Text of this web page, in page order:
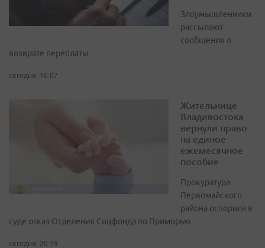
Злоумышленники
рассылают
сообщения о
возврате переплаты
сегодня, 16:07
Жительнице
Владивостока
вернули право
на единое
ежемесячное
пособие
Прокуратура
Первомайского
района оспорила в
суде отказ Отделения Соцфонда по Приморью
сегодня, 20:19